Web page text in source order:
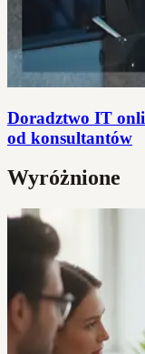
Doradztwo IT
od konsultantów
Wyróżnione